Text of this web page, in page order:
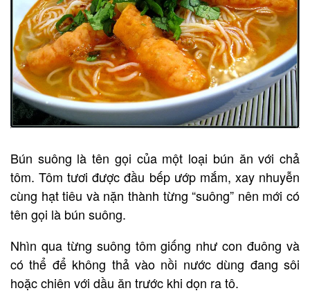
Bún suông là tên gọi của một loại bún ăn với chả
tôm. Tôm tươi được đầu bếp ướp mắm, xay nhuyễn
cùng hạt tiêu và nặn thành từng “suông” nên mới có
tên gọi là bún suông.
Nhìn qua từng suông tôm giống như con đuông và
có thể để không thả vào nồi nước dùng đang sôi
hoặc chiên với dầu ăn trước khi dọn ra tô.